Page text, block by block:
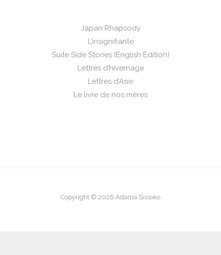
Japan Rhapsody
L’insignifiante
Suite Side Stories (English Edition)
Lettres d’hivernage
Lettres d’Asie
Le livre de nos mères
Copyright © 2026 Adama Sissoko